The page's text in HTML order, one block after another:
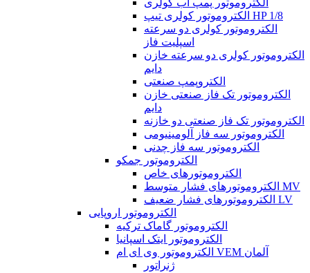
الکتروموتور کولری تیپ HP 1/8
الکتروموتور کولری دو سرعته
اسپلیت فاز
الکتروموتور کولری دو سرعته خازن
دایم
الکتروپمپ صنعتی
الکتروموتور تک فاز صنعتی خازن
دایم
الکتروموتور تک فاز صنعتی دو خازنه
الکتروموتور سه فاز آلومینیومی
الکتروموتور سه فاز چدنی
الکتروموتور جمکو
الکتروموتورهای خاص
الکتروموتورهای فشار متوسط MV
الکتروموتورهای فشار ضعیف LV
الکتروموتور اروپایی
الکتروموتور گاماک ترکیه
الکتروموتور ایتک اسپانیا
الکتروموتور وی ای ام VEM آلمان
ژنراتور